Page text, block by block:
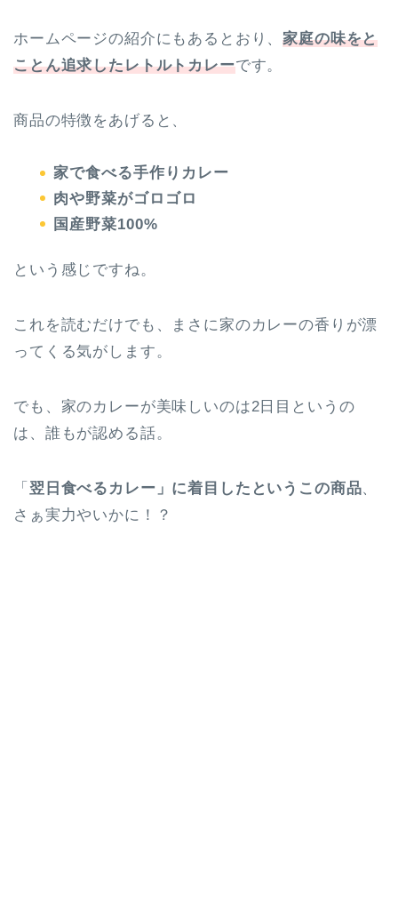
ホームページの紹介にもあるとおり、家庭の味をと
ことん追求したレトルトカレーです。
商品の特徴をあげると、
家で食べる手作りカレー
肉や野菜がゴロゴロ
国産野菜100%
という感じですね。
これを読むだけでも、まさに家のカレーの香りが漂
ってくる気がします。
でも、家のカレーが美味しいのは2日目というの
は、誰もが認める話。
「 翌日食べるカレー」に着目したというこの商品、
さぁ実力やいかに！？